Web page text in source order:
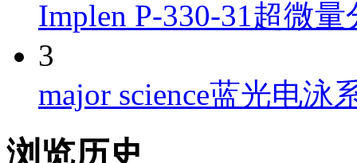
Implen P-330-31超微量
3
major science蓝光电泳
浏览历史